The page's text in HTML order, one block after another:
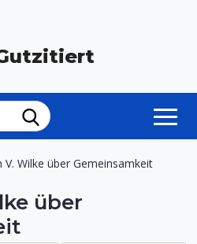
V. Wilke über Gemeinsamkeit
über